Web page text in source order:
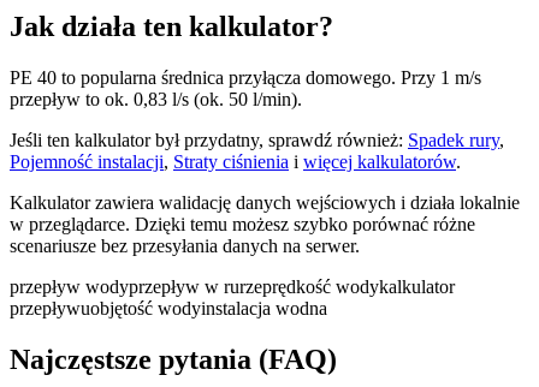
Jak działa ten kalkulator?
PE 40 to popularna średnica przyłącza domowego. Przy 1 m/s
przepływ to ok. 0,83 l/s (ok. 50 l/min).
Jeśli ten kalkulator był przydatny, sprawdź również: Spadek rury,
Pojemność instalacji, Straty ciśnienia i więcej kalkulatorów.
Kalkulator zawiera walidację danych wejściowych i działa lokalnie
w przeglądarce. Dzięki temu możesz szybko porównać różne
scenariusze bez przesyłania danych na serwer.
przepływ wodyprzepływ w rurzeprędkość wodykalkulator
przepływuobjętość wodyinstalacja wodna
Najczęstsze pytania (FAQ)